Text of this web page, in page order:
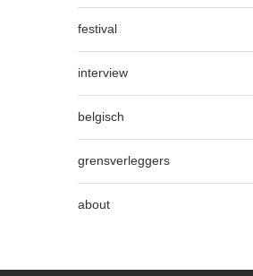
festival
interview
belgisch
grensverleggers
about